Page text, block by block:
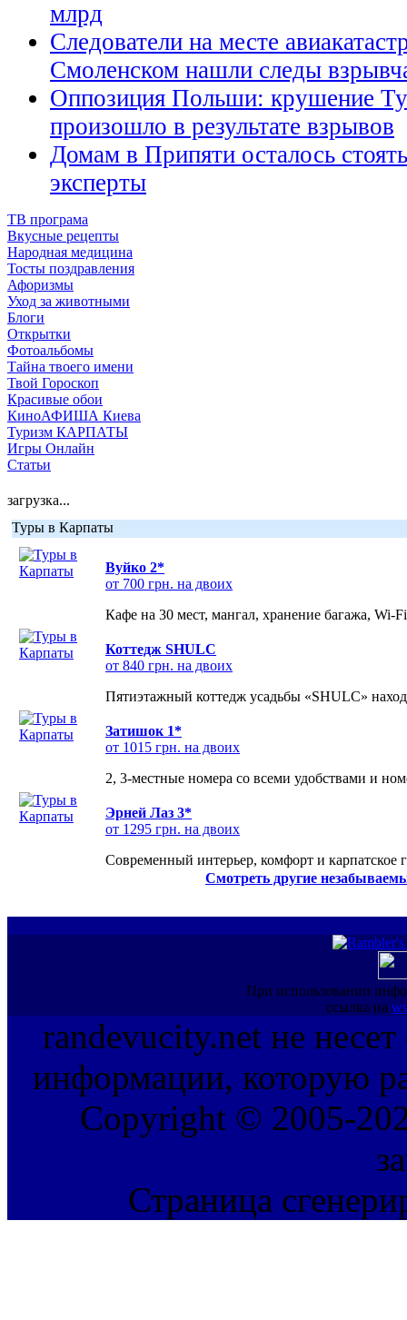
млрд
Cледователи на месте
Смоленском нашли следы
Оппозиция Польши: крушение
произошло в результате взрывов
Домам в Припяти осталось
эксперты
ТВ програма
Вкусные рецепты
Народная медицина
Тосты поздравления
Афоризмы
Уход за животными
Блоги
Открытки
Фотоальбомы
Тайна твоего имени
Твой Гороскоп
Красивые обои
КиноАФИША Киева
Туризм КАРПАТЫ
Игры Онлайн
Статьи
загрузка...
Туры в Карпаты
Вуйко 2*
от 700 грн. на двоих
Кафе на 30 мест, мангал, хранение багажа, Wi-
Коттедж SHULC
от 840 грн. на двоих
Пятиэтажный коттедж усадьбы «SHULC»
Затишок 1*
от 1015 грн. на двоих
2, 3-местные номера со всеми удобствами и
Эрней Лаз 3*
от 1295 грн. на двоих
Современный интерьер, комфорт и карпатское
Смотреть другие
При использовании
ссылка на
randevucity.net не несет
информации, которую
Copyright © 2005-
Страница